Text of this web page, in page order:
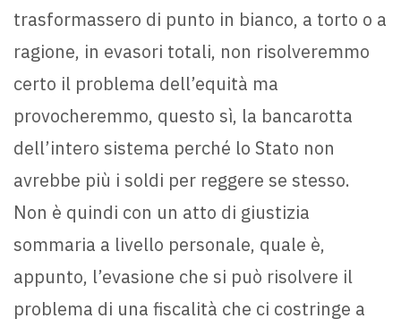
trasformassero di punto in bianco, a torto o a
ragione, in evasori totali, non risolveremmo
certo il problema dell’equità ma
provocheremmo, questo sì, la bancarotta
dell’intero sistema perché lo Stato non
avrebbe più i soldi per reggere se stesso.
Non è quindi con un atto di giustizia
sommaria a livello personale, quale è,
appunto, l’evasione che si può risolvere il
problema di una fiscalità che ci costringe a